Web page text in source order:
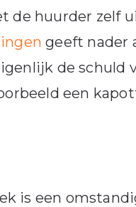
de huurder zelf
geeft nader
de schuld
een
is een